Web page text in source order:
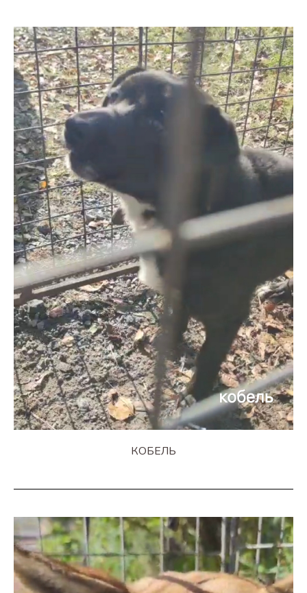
КОБЕЛЬ